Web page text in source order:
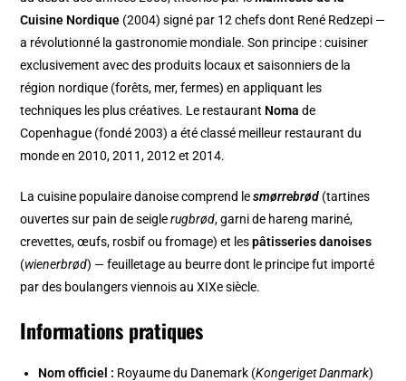
Cuisine Nordique (2004) signé par 12 chefs dont René Redzepi —
a révolutionné la gastronomie mondiale. Son principe : cuisiner
exclusivement avec des produits locaux et saisonniers de la
région nordique (forêts, mer, fermes) en appliquant les
techniques les plus créatives. Le restaurant Noma de
Copenhague (fondé 2003) a été classé meilleur restaurant du
monde en 2010, 2011, 2012 et 2014.
La cuisine populaire danoise comprend lesmørrebrød (tartines
ouvertes sur pain de seiglerugbrød, garni de hareng mariné,
crevettes, œufs, rosbif ou fromage) et lespâtisseries danoises
(wienerbrød) — feuilletage au beurre dont le principe fut importé
par des boulangers viennois au XIXe siècle.
Informations pratiques
Nom officiel : Royaume du Danemark (Kongeriget Danmark)